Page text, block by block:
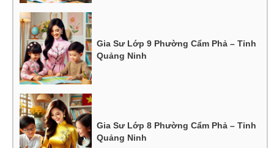
Gia Sư Lớp 9 Phường Cẩm Phả – Tỉnh
Quảng Ninh
Gia Sư Lớp 8 Phường Cẩm Phả – Tỉnh
Quảng Ninh